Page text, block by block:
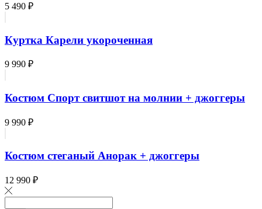
5 490 ₽
Куртка Карели укороченная
9 990 ₽
Костюм Спорт свитшот на молнии + джоггеры
9 990 ₽
Костюм стеганый Анорак + джоггеры
12 990 ₽